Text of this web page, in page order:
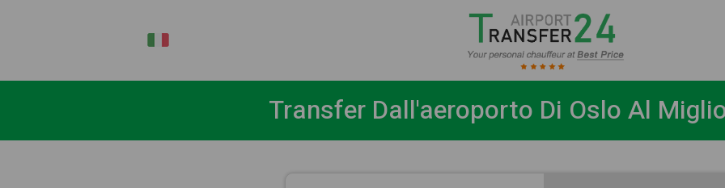
Transfer Dall'aeroporto Di Oslo Al